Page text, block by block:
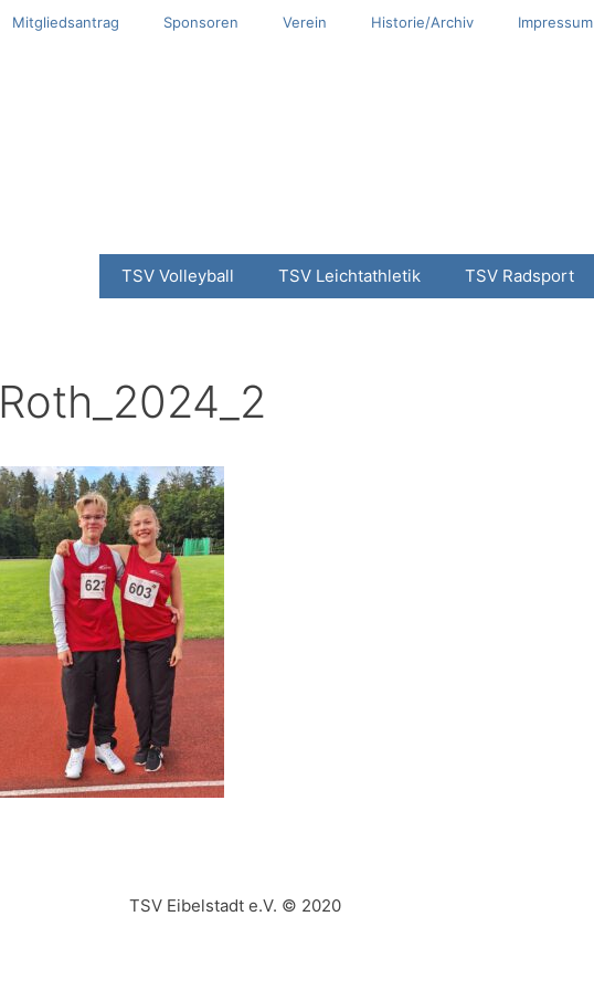
Mitgliedsantrag Sponsoren Verein Historie/Archiv Impressum
TSV Volleyball TSV Leichtathletik TSV Radsport
Roth_2024_2
TSV Eibelstadt e.V. © 2020